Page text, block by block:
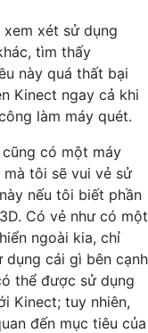
xét sử dụng
tìm thấy
này quá thất bại
Kinect ngay cả khi
làm máy quét.
có một máy
tôi sẽ vui vẻ sử
nếu tôi biết phần
Có vẻ như có một
ngoài kia, chỉ
dụng cái gì bên cạnh
thể được sử dụng
Kinect; tuy nhiên,
đến mục tiêu của